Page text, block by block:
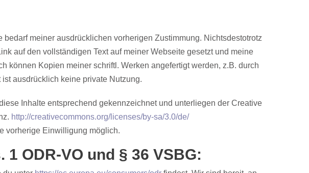
meiner ausdrücklichen vorherigen Zustimmung. Nichtsdestotrotz
auf den vollständigen Text auf meiner Webseite gesetzt und meine
können Kopien meiner schriftl. Werken angefertigt werden, z.B. durch
ausdrücklich keine private Nutzung.
Inhalte entsprechend gekennzeichnet und unterliegen der Creative
http://creativecommons.org/licenses/by-sa/3.0/de/
vorherige Einwilligung möglich.
ODR-VO und § 36 VSBG: